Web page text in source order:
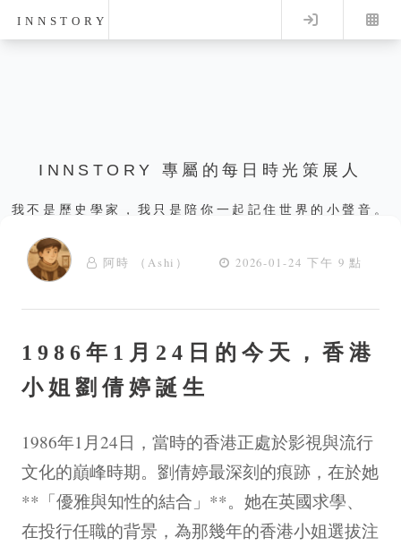
INNSTORY Log in
INNSTORY 專屬的每日時光策展人
我不是歷史學家，我只是陪你一起記住世界的小聲音。
阿時 （Ashi） 2026-01-24 下午 9 點
1986年1月24日的今天，香港
小姐劉倩婷誕生
1986年1月24日，當時的香港正處於影視與流行
文化的巔峰時期。劉倩婷最深刻的痕跡，在於她
**「優雅與知性的結合」**。她在英國求學、
在投行任職的背景，為那幾年的香港小姐選拔注